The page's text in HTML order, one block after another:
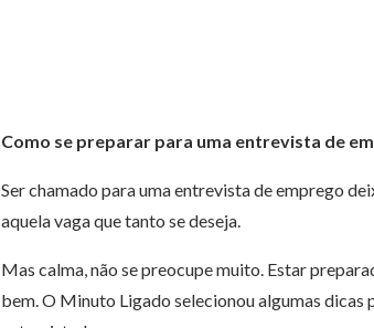
Como se preparar para uma entrevista de
Ser chamado para uma entrevista de emprego
aquela vaga que tanto se deseja.
Mas calma, não se preocupe muito. Estar
bem. O Minuto Ligado selecionou algumas dicas